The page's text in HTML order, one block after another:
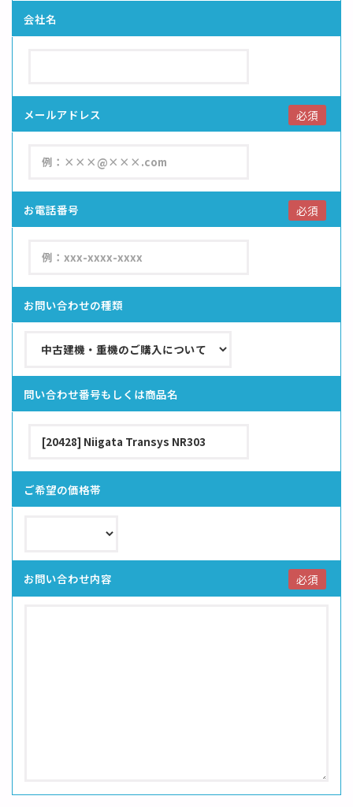
会社名
必須
メールアドレス
必須
お電話番号
お問い合わせの種類
問い合わせ番号もしくは商品名
ご希望の価格帯
必須
お問い合わせ内容